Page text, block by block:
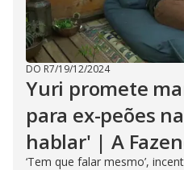
DO R7/19/12/2024
Yuri promete
para ex-peões
hablar' | A
‘Tem que falar mesmo’,